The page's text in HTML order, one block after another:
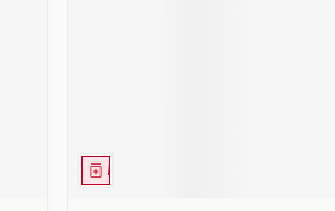
Médicament